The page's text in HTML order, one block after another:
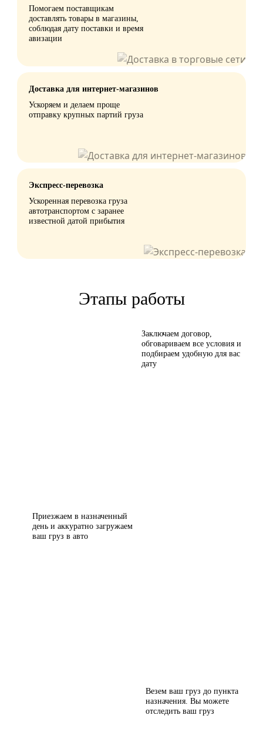
Помогаем поставщикам
доставлять товары в магазины,
соблюдая дату поставки и время
авизации
Доставка для интернет-магазинов
Ускоряем и делаем проще
отправку крупных партий груза
Экспресс-перевозка
Ускоренная перевозка груза
автотранспортом с заранее
известной датой прибытия
Этапы работы
Заключаем договор,
обговариваем все условия и
подбираем удобную для вас
дату
Приезжаем в назначенный
день и аккуратно загружаем
ваш груз в авто
Везем ваш груз до пункта
назначения. Вы можете
отследить ваш груз